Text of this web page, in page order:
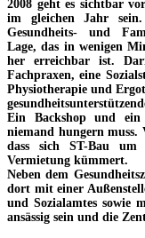
2008 geht es sichtbar
im gleichen Jahr
Gesundheits- und
Lage, das in wenigen
her erreichbar ist.
Fachpraxen, eine
Physiotherapie und
Ein Backshop und ein
niemand hungern
dass sich ST-Bau um
Vermietung kümmert.
Neben dem
dort mit einer
und Sozialamtes sowie
ansässig sein und die